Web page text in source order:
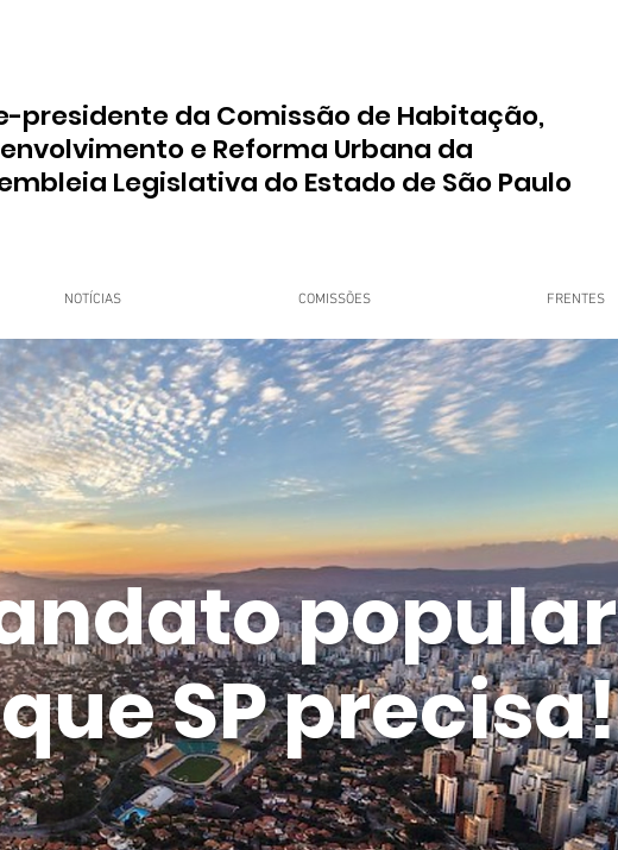
presidente da Comissão de Habitação,
e Reforma Urbana da
Legislativa do Estado de São Paulo
NOTÍCIAS COMISSÕES FRENTES
popular
que SP precisa!